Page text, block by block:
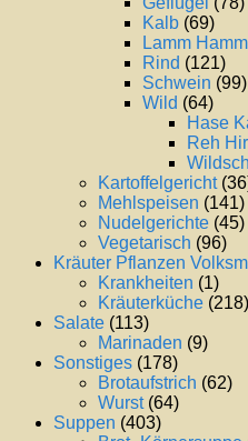
Kalb (69)
Lamm
Rind (121)
Schwein (99)
Wild (64)
Hase
Reh
Kartoffelgericht
Mehlspeisen (141)
Nudelgerichte (45)
Vegetarisch (96)
Kräuter Pflanzen
Krankheiten (1)
Kräuterküche (218)
Salate (113)
Marinaden (9)
Sonstiges (178)
Brotaufstrich (62)
Wurst(64)
Suppen (403)